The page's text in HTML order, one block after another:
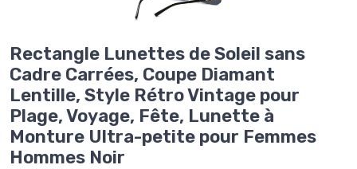
Rectangle Lunettes de Soleil sans
Cadre Carrées, Coupe Diamant
Lentille, Style Rétro Vintage pour
Plage, Voyage, Fête, Lunette à
Monture Ultra-petite pour Femmes
Hommes Noir